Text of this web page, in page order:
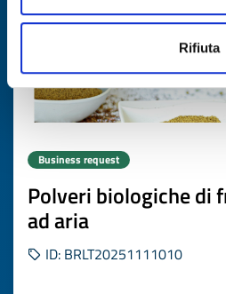
Rifiuta
Business request
Polveri biologiche di
ad aria
ID: BRLT20251111010